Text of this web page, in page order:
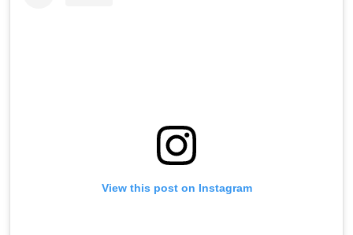
View this post on Instagram